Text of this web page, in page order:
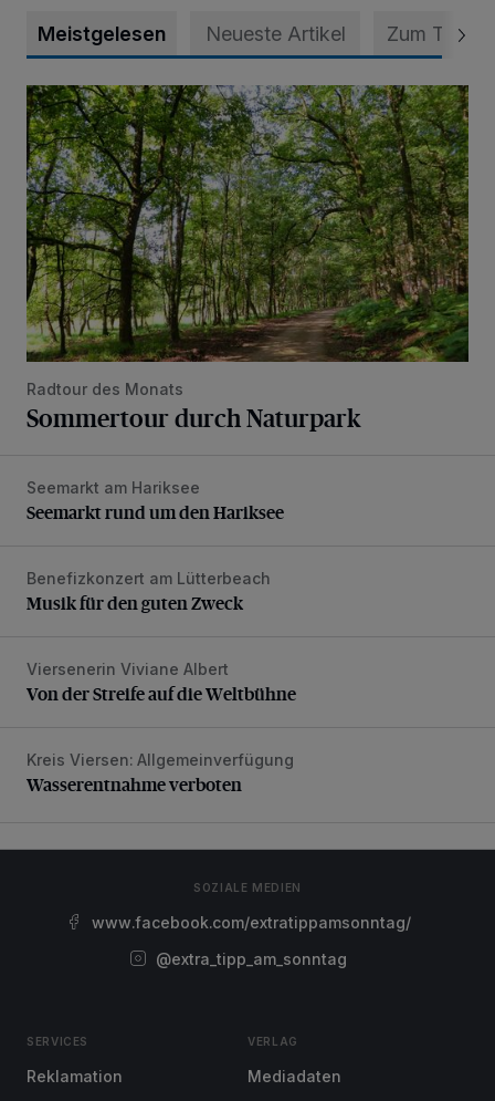
Meistgelesen Neueste Artikel Zum Thema
Sommertour durch Naturpark
Radtour des Monats
Sommertour durch Naturpark
Seemarkt rund um den Hariksee
Seemarkt am Hariksee
Seemarkt rund um den Hariksee
Musik für den guten Zweck
Benefizkonzert am Lütterbeach
Musik für den guten Zweck
Von der Streife auf die Weltbühne
Viersenerin Viviane Albert
Von der Streife auf die Weltbühne
Wasserentnahme verboten
Kreis Viersen: Allgemeinverfügung
Wasserentnahme verboten
SOZIALE MEDIEN
www.facebook.com/extratippamsonntag/
@extra_tipp_am_sonntag
SERVICES
Reklamation
VERLAG
Mediadaten